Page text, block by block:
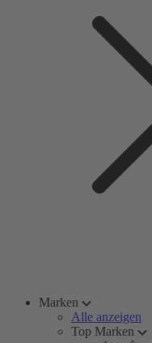
Marken
Alle anzeigen
Top Marken